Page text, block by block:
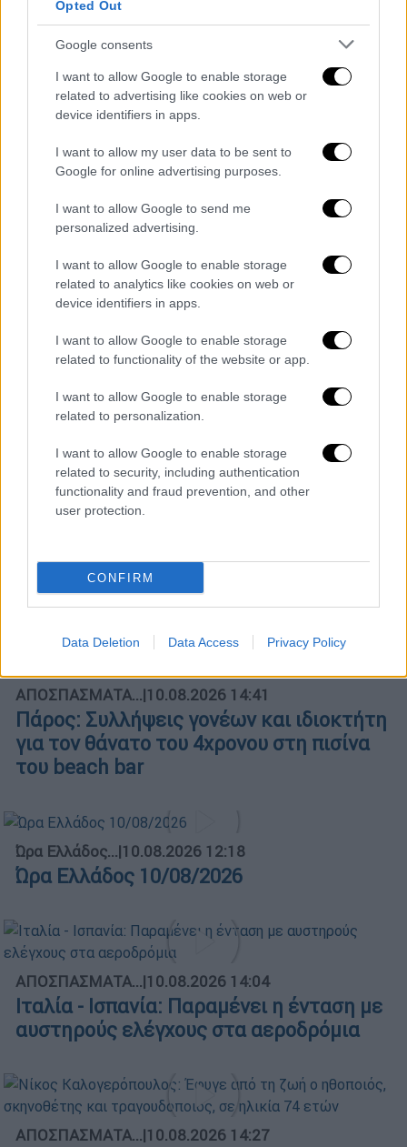
Opted Out
Google consents
I want to allow Google to enable storage
related to advertising like cookies on web or
device identifiers in apps.
I want to allow my user data to be sent to
Google for online advertising purposes.
I want to allow Google to send me
personalized advertising.
I want to allow Google to enable storage
related to analytics like cookies on web or
device identifiers in apps.
I want to allow Google to enable storage
related to functionality of the website or app.
I want to allow Google to enable storage
related to personalization.
I want to allow Google to enable storage
related to security, including authentication
functionality and fraud prevention, and other
user protection.
CONFIRM
Data Deletion Data Access Privacy Policy
Κυριάκος Μητσοτάκης
85η ΔΕΘ
ομιλία
ειδήσεις τώρα
ΔΕΘ 2025
Μέτρα ΔΕΘ 2025
POPULAR VIDEOS
Μεσημεριανό δελτίο ειδήσεων
10/08/2026
ΑΠΟΣΠΑΣΜΑΤΑ...|10.08.2026 14:41
Πάρος: Συλλήψεις γονέων και ιδιοκτήτη
για τον θάνατο του 4χρονου στη πισίνα
του beach bar
Ώρα Ελλάδος...|10.08.2026 12:18
Ώρα Ελλάδος 10/08/2026
ΑΠΟΣΠΑΣΜΑΤΑ...|10.08.2026 14:04
Ιταλία - Ισπανία: Παραμένει η ένταση με
αυστηρούς ελέγχους στα αεροδρόμια
ΑΠΟΣΠΑΣΜΑΤΑ...|10.08.2026 14:27